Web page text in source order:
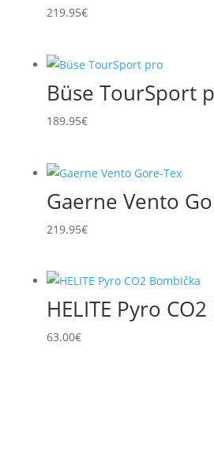
219.95€
Büse TourSport
189.95€
Gaerne Vento
219.95€
HELITE Pyro
63.00€